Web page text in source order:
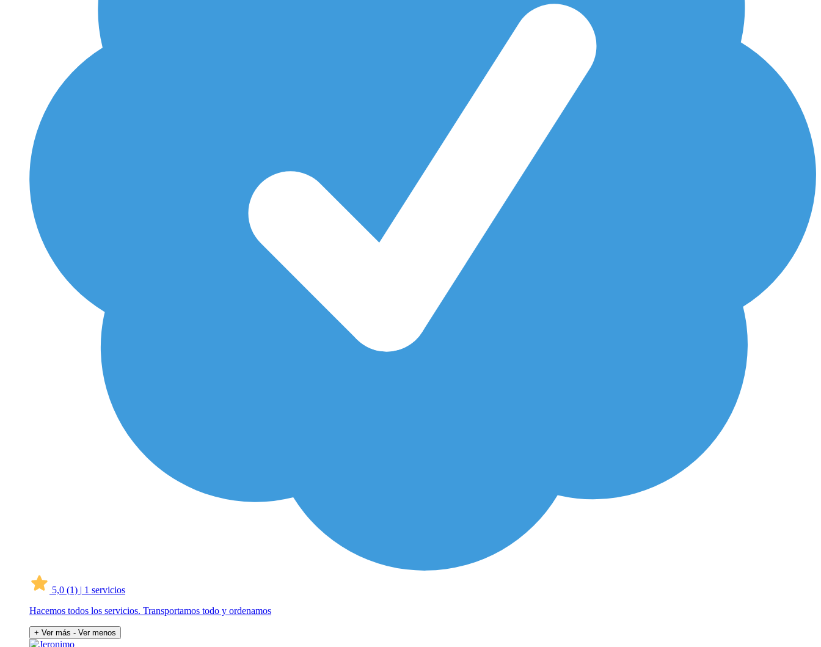
5,0 (1) | 1 servicios
Hacemos todos los servicios. Transportamos todo y ordenamos
+ Ver más - Ver menos